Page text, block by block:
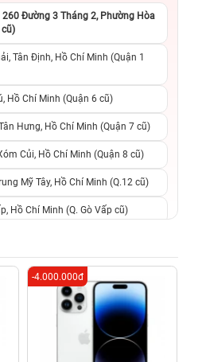
260 Đường 3 Tháng 2, Phường Hòa
cũ)
Tân Định, Hồ Chí Minh (Quận 1
Hồ Chí Minh (Quận 6 cũ)
Hưng, Hồ Chí Minh (Quận 7 cũ)
Củi, Hồ Chí Minh (Quận 8 cũ)
Mỹ Tây, Hồ Chí Minh (Q.12 cũ)
Hồ Chí Minh (Q. Gò Vấp cũ)
Hồ Chí Minh (Quận Tân Phú cũ)
Phú, Hồ Chí Minh (Q.9 TP. Thủ
Hồ Chí Minh (Bình Thọ, TP. Thủ
Hồ Chí Minh (Bình Dương Cũ)
-4.000.000đ